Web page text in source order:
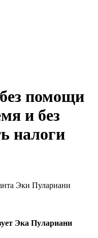
помощи
и без
налоги
Эки Пулариани
Эка Пулариани